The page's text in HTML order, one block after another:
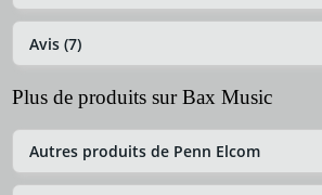
Avis (7)
Plus de produits sur Bax Music
Autres produits de Penn Elcom